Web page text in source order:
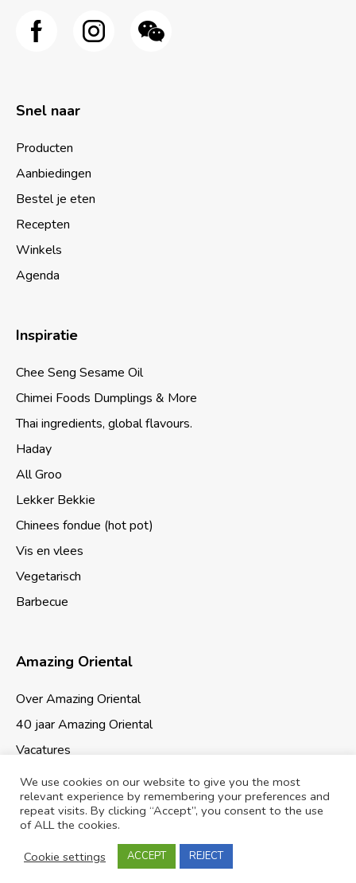
Snel naar
Producten
Aanbiedingen
Bestel je eten
Recepten
Winkels
Agenda
Inspiratie
Chee Seng Sesame Oil
Chimei Foods Dumplings & More
Thai ingredients, global flavours.
Haday
All Groo
Lekker Bekkie
Chinees fondue (hot pot)
Vis en vlees
Vegetarisch
Barbecue
Amazing Oriental
Over Amazing Oriental
40 jaar Amazing Oriental
Vacatures
© 2026 Amazing Oriental Supermarkten
We use cookies on our website to give you the most
relevant experience by remembering your preferences and
repeat visits. By clicking “Accept”, you consent to the use
of ALL the cookies.
Cookie settings
ACCEPT REJECT